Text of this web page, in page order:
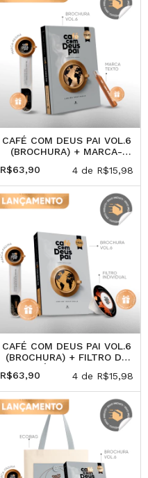
CAFÉ COM DEUS PAI VOL.6
(BROCHURA) + MARCA-
R$63,90 4 de R$15,98
CAFÉ COM DEUS PAI VOL.6
(BROCHURA) + FILTRO DE
R$63,90 4 de R$15,98